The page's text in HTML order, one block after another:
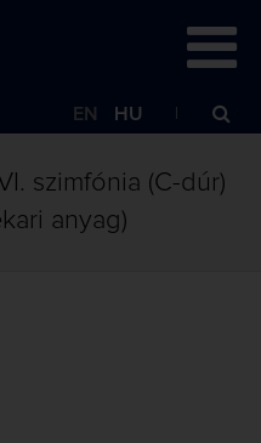
EN HU
szimfónia (C-dúr)
anyag)